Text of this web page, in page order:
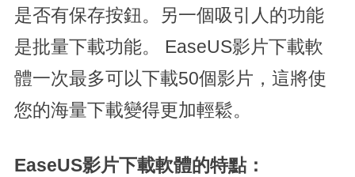
是否有保存按鈕。另一個吸引人的功能
是批量下載功能。 EaseUS影片下載軟
體一次最多可以下載50個影片，這將使
您的海量下載變得更加輕鬆。
EaseUS影片下載軟體的特點：